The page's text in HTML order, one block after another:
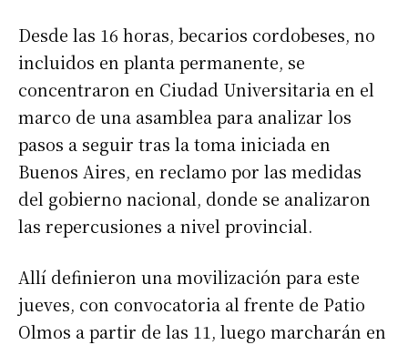
Desde las 16 horas, becarios cordobeses, no
incluidos en planta permanente, se
concentraron en Ciudad Universitaria en el
marco de una asamblea para analizar los
pasos a seguir tras la toma iniciada en
Buenos Aires, en reclamo por las medidas
del gobierno nacional, donde se analizaron
las repercusiones a nivel provincial.
Allí definieron una movilización para este
jueves, con convocatoria al frente de Patio
Olmos a partir de las 11, luego marcharán en